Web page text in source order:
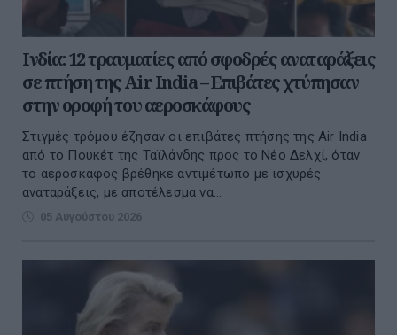
Ινδία: 12 τραυματίες από σφοδρές αναταράξεις
σε πτήση της Air India – Επιβάτες χτύπησαν
στην οροφή του αεροσκάφους
Στιγμές τρόμου έζησαν οι επιβάτες πτήσης της Air India
από το Πουκέτ της Ταϊλάνδης προς το Νέο Δελχί, όταν
το αεροσκάφος βρέθηκε αντιμέτωπο με ισχυρές
αναταράξεις, με αποτέλεσμα να...
05 Αυγούστου 2026